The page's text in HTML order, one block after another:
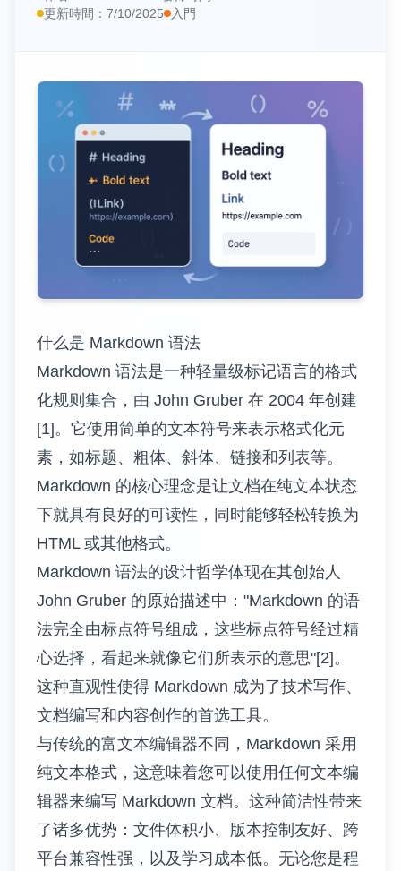
📊HTML表格轉Markdown
📄PDF轉Markdown
編輯器與實用工具
Markdown 編輯器
Markdown檢視器
Markdown海報
外部工具
更新時間： 7/10/2025 入門
什么是 Markdown 语法
Markdown 语法是一种轻量级标记语言的格式
化规则集合，由 John Gruber 在 2004 年创建
[1]。它使用简单的文本符号来表示格式化元
素，如标题、粗体、斜体、链接和列表等。
Markdown 的核心理念是让文档在纯文本状态
下就具有良好的可读性，同时能够轻松转换为
HTML 或其他格式。
Markdown 语法的设计哲学体现在其创始人
John Gruber 的原始描述中："Markdown 的语
法完全由标点符号组成，这些标点符号经过精
心选择，看起来就像它们所表示的意思"[2]。
这种直观性使得 Markdown 成为了技术写作、
文档编写和内容创作的首选工具。
与传统的富文本编辑器不同，Markdown 采用
纯文本格式，这意味着您可以使用任何文本编
辑器来编写 Markdown 文档。这种简洁性带来
了诸多优势：文件体积小、版本控制友好、跨
平台兼容性强，以及学习成本低。无论您是程